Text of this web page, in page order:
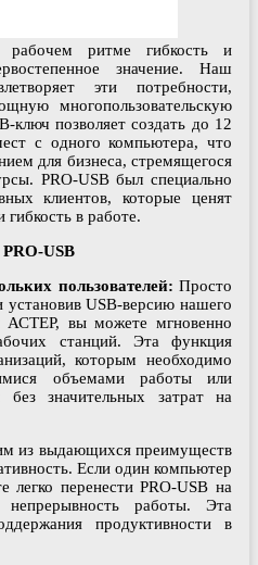
ритме гибкость и
значение. Наш
эти потребности,
многопользовательскую
позволяет создать до 12
с одного компьютера, что
для бизнеса, стремящегося
PRO-USB был специально
клиентов, которые ценят
в работе.
USB
пользователей: Просто
USB-версию нашего
АСТЕР, вы можете мгновенно
станций. Эта функция
которым необходимо
объемами работы или
значительных затрат на
из выдающихся преимуществ
Если один компьютер
легко перенести PRO-USB на
работы. Эта
продуктивности в